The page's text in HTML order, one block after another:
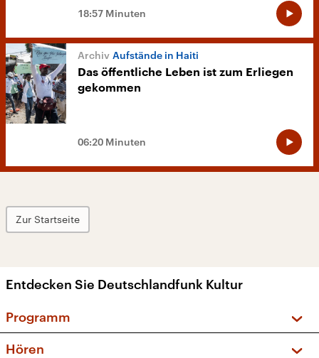
18:57 Minuten
Aufstände in Haiti
Das öffentliche Leben ist zum Erliegen
gekommen
06:20 Minuten
Zur Startseite
Entdecken Sie Deutschlandfunk Kultur
Programm
Hören